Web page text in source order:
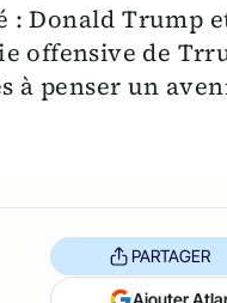
Donald Trump
offensive de
à penser un
PARTAGER
Ajouter